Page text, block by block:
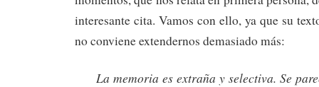
interesante cita. Vamos con ello, ya que su
no conviene extendernos demasiado más:
La memoria es extraña y selectiva. Se